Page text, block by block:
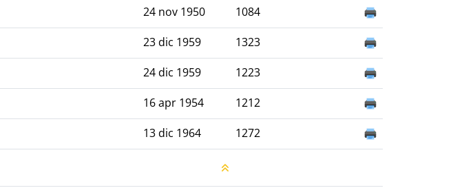
24 nov 1950
1084
23 dic 1959
1323
24 dic 1959
1223
16 apr 1954
1212
13 dic 1964 1272